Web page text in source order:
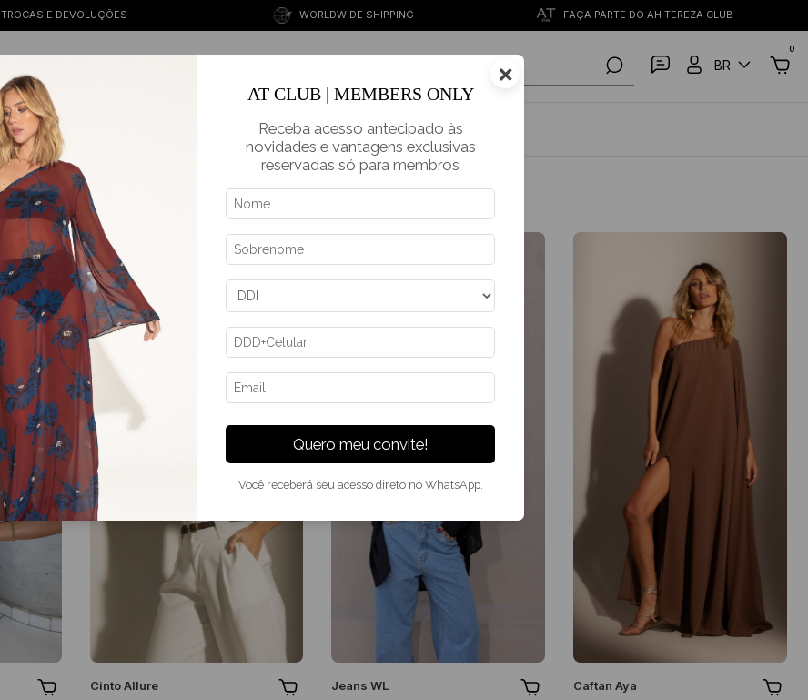
TROCAS E DEVOLUÇÕES WORLDWIDE SHIPPING FAÇA PARTE DO AH TEREZA CLUB
PESQUISAR BR
0
PRODUTOS
Cinto Allure
Jeans WL
Caftan Aya
×
AT CLUB | MEMBERS ONLY
Receba acesso antecipado às
novidades e vantagens exclusivas
reservadas só para membros
Quero meu convite!
Você receberá seu acesso direto no WhatsApp.